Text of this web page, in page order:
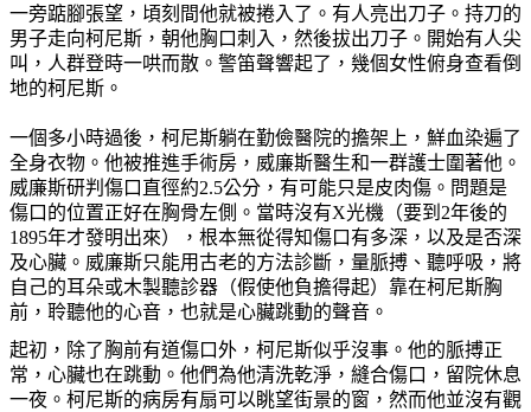
一旁踮腳張望，頃刻間他就被捲入了。有人亮出刀子。持刀的
男子走向柯尼斯，朝他胸口刺入，然後拔出刀子。開始有人尖
叫，人群登時一哄而散。警笛聲響起了，幾個女性俯身查看倒
地的柯尼斯。
一個多小時過後，柯尼斯躺在勤儉醫院的擔架上，鮮血染遍了
全身衣物。他被推進手術房，威廉斯醫生和一群護士圍著他。
威廉斯研判傷口直徑約2.5公分，有可能只是皮肉傷。問題是
傷口的位置正好在胸骨左側。當時沒有X光機（要到2年後的
1895年才發明出來），根本無從得知傷口有多深，以及是否深
及心臟。威廉斯只能用古老的方法診斷，量脈搏、聽呼吸，將
自己的耳朵或木製聽診器（假使他負擔得起）靠在柯尼斯胸
前，聆聽他的心音，也就是心臟跳動的聲音。
起初，除了胸前有道傷口外，柯尼斯似乎沒事。他的脈搏正
常，心臟也在跳動。他們為他清洗乾淨，縫合傷口，留院休息
一夜。柯尼斯的病房有扇可以眺望街景的窗，然而他並沒有觀